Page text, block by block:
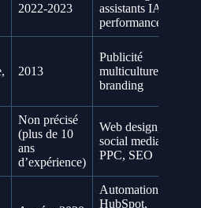
2022-2023
assistants IA,
performance
2013
Publicité
multiculturelle,
branding
Non précisé
(plus de 10
ans
d’expérience)
Web design,
social media,
PPC, SEO
Automation
HubSpot,